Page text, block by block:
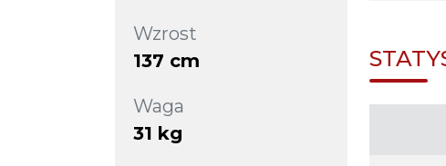
Wzrost
137 cm
Waga
31 kg